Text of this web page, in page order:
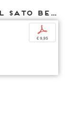
Weitere Texte von Hansel Sato bei DIAPHANES
p
€ 9,95